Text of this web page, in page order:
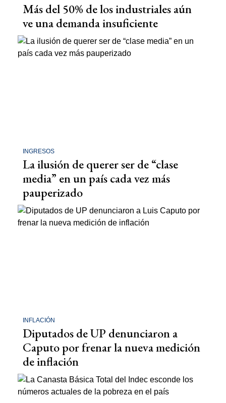
Más del 50% de los industriales aún
ve una demanda insuficiente
INGRESOS
La ilusión de querer ser de “clase
media” en un país cada vez más
pauperizado
INFLACIÓN
Diputados de UP denunciaron a
Caputo por frenar la nueva medición
de inflación